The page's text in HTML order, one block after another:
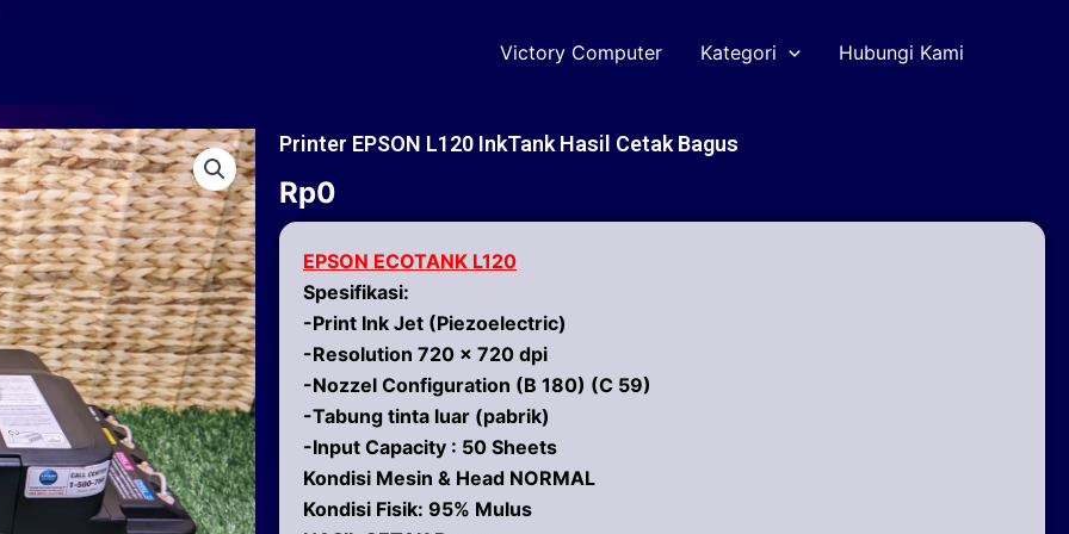
Victory Computer Kategori Hubungi Kami
Printer EPSON L120 InkTank Hasil Cetak Bagus
Rp0
EPSON ECOTANK L120
Spesifikasi:
-Print Ink Jet (Piezoelectric)
-Resolution 720 x 720 dpi
-Nozzel Configuration (B 180) (C 59)
-Tabung tinta luar (pabrik)
-Input Capacity : 50 Sheets
Kondisi Mesin & Head NORMAL
Kondisi Fisik: 95% Mulus